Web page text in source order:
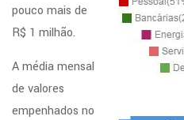
pouco mais de
R$ 1 milhão.
A média mensal
de valores
empenhados no